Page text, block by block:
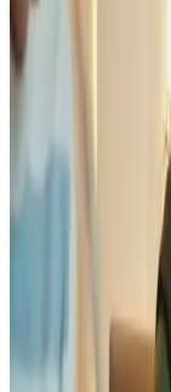
Estímulo à
A adoção da
e
o
colaboração com
ideias, parcerias
Participação
A economia
subutilizados,
práticas mais
marca e atraem